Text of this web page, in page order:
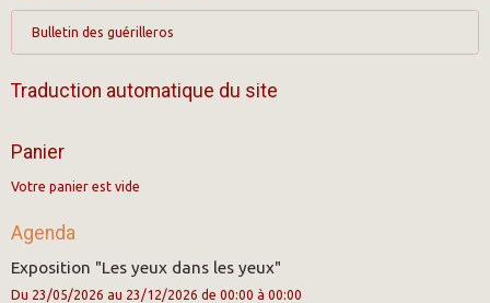
Bulletin des guérilleros
Traduction automatique du site
Panier
Votre panier est vide
Agenda
Exposition "Les yeux dans les yeux"
Du 23/05/2026 au 23/12/2026 de 00:00 à 00:00